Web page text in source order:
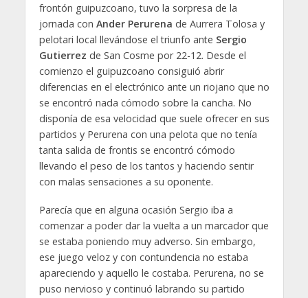
frontón guipuzcoano, tuvo la sorpresa de la
jornada con Ander Perurena de Aurrera Tolosa y
pelotari local llevándose el triunfo ante Sergio
Gutierrez de San Cosme por 22-12. Desde el
comienzo el guipuzcoano consiguió abrir
diferencias en el electrónico ante un riojano que no
se encontró nada cómodo sobre la cancha. No
disponía de esa velocidad que suele ofrecer en sus
partidos y Perurena con una pelota que no tenía
tanta salida de frontis se encontró cómodo
llevando el peso de los tantos y haciendo sentir
con malas sensaciones a su oponente.
Parecía que en alguna ocasión Sergio iba a
comenzar a poder dar la vuelta a un marcador que
se estaba poniendo muy adverso. Sin embargo,
ese juego veloz y con contundencia no estaba
apareciendo y aquello le costaba. Perurena, no se
puso nervioso y continuó labrando su partido